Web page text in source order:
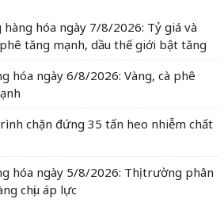
hóa ngày 7/8/2026: Tỷ giá và
tăng mạnh, dầu thế giới bật tăng
hóa ngày 6/8/2026: Vàng, cà phê
chặn đứng 35 tấn heo nhiễm chất
hóa ngày 5/8/2026: Thị trường phân
chịu áp lực